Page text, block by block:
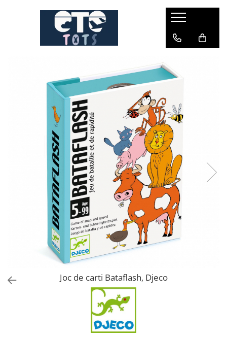
CĂRUCIOARE & SCAUNE AUTO
cărucioare U-GROW
scaune auto pentru avion
accesorii cărucioare
accesorii scaun auto
accesorii scaun avion
Joc de carti Bataflash, Djeco